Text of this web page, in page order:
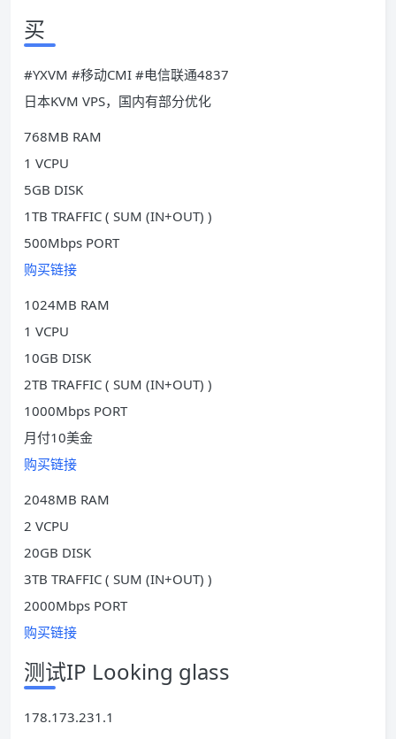
买
#YXVM #移动CMI #电信联通4837
日本KVM VPS，国内有部分优化
768MB RAM
1 VCPU
5GB DISK
1TB TRAFFIC ( SUM (IN+OUT) )
500Mbps PORT
购买链接
1024MB RAM
1 VCPU
10GB DISK
2TB TRAFFIC ( SUM (IN+OUT) )
1000Mbps PORT
月付10美金
购买链接
2048MB RAM
2 VCPU
20GB DISK
3TB TRAFFIC ( SUM (IN+OUT) )
2000Mbps PORT
购买链接
测试IP Looking glass
178.173.231.1